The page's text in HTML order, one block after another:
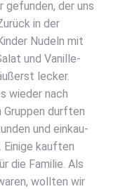
gefun­den, der uns
in der
Nudeln mit
und Vanil­le­
lecker.
wie­der nach
Grup­pen durf­ten
und ein­kau­
Eini­ge kauf­ten
die Fami­lie. Als
woll­ten wir